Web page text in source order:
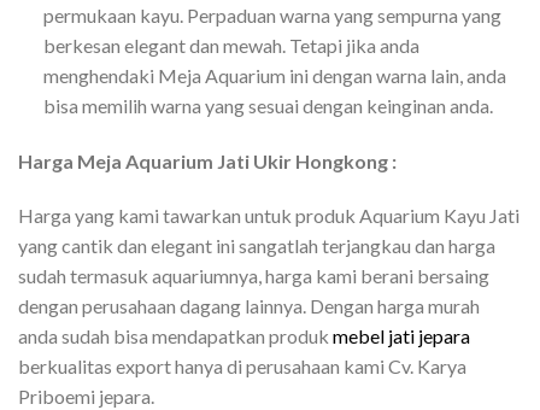
permukaan kayu. Perpaduan warna yang sempurna yang
berkesan elegant dan mewah. Tetapi jika anda
menghendaki Meja Aquarium ini dengan warna lain, anda
bisa memilih warna yang sesuai dengan keinginan anda.
Harga Meja Aquarium Jati Ukir Hongkong :
Harga yang kami tawarkan untuk produk Aquarium Kayu Jati
yang cantik dan elegant ini sangatlah terjangkau dan harga
sudah termasuk aquariumnya, harga kami berani bersaing
dengan perusahaan dagang lainnya. Dengan harga murah
anda sudah bisa mendapatkan produk mebel jati jepara
berkualitas export hanya di perusahaan kami Cv. Karya
Priboemi jepara.